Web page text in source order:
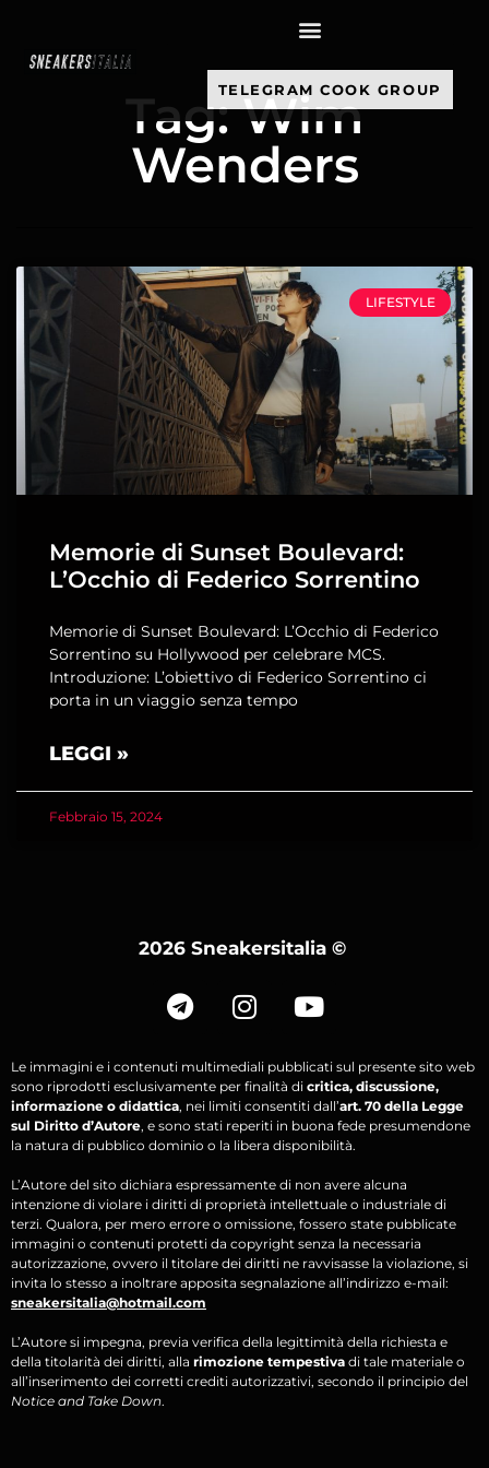
TELEGRAM COOK GROUP
Tag: Wim
Wenders
LIFESTYLE
Memorie di Sunset Boulevard:
L’Occhio di Federico Sorrentino
Memorie di Sunset Boulevard: L’Occhio di Federico
Sorrentino su Hollywood per celebrare MCS.
Introduzione: L’obiettivo di Federico Sorrentino ci
porta in un viaggio senza tempo
LEGGI »
Febbraio 15, 2024
2026 Sneakersitalia ©
Le immagini e i contenuti multimediali pubblicati sul presente sito web
sono riprodotti esclusivamente per finalità di critica, discussione,
informazione o didattica, nei limiti consentiti dall’art. 70 della Legge
sul Diritto d’Autore, e sono stati reperiti in buona fede presumendone
la natura di pubblico dominio o la libera disponibilità.
L’Autore del sito dichiara espressamente di non avere alcuna
intenzione di violare i diritti di proprietà intellettuale o industriale di
terzi. Qualora, per mero errore o omissione, fossero state pubblicate
immagini o contenuti protetti da copyright senza la necessaria
autorizzazione, ovvero il titolare dei diritti ne ravvisasse la violazione, si
invita lo stesso a inoltrare apposita segnalazione all’indirizzo e-mail:
sneakersitalia@hotmail.com
L’Autore si impegna, previa verifica della legittimità della richiesta e
della titolarità dei diritti, alla rimozione tempestiva di tale materiale o
all’inserimento dei corretti crediti autorizzativi, secondo il principio del
Notice and Take Down.